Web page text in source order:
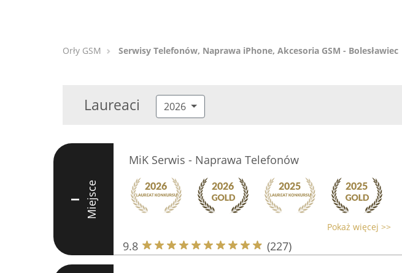
Orły GSM Serwisy Telefonów, Naprawa iPhone, Akcesoria GSM - Bolesławiec
Laureaci 2026
I Miejsce
MiK Serwis - Naprawa Telefonów
Pokaż więcej >>
9.8 (227)